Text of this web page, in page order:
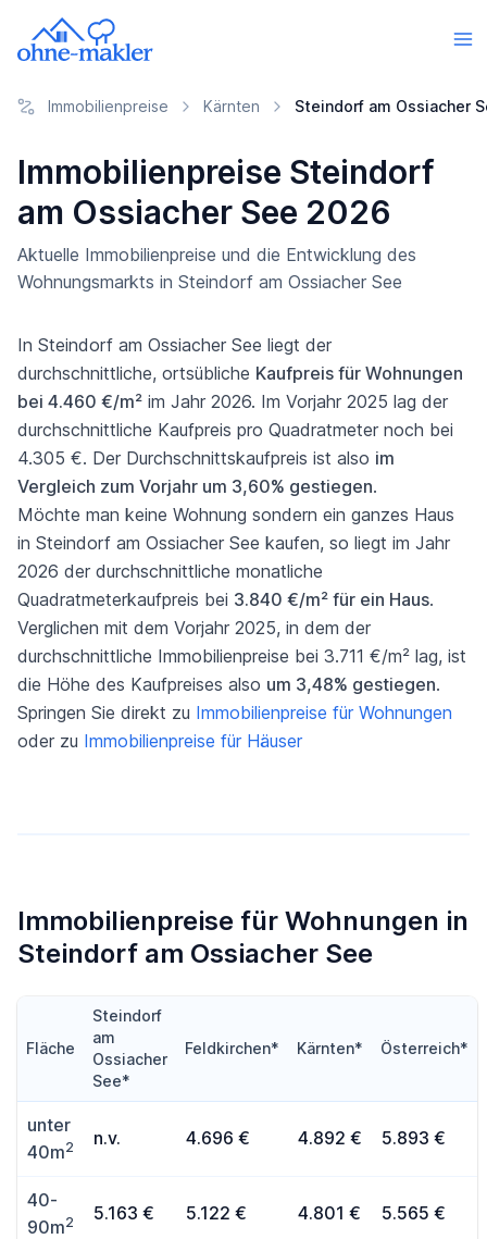
Immobilienpreise Kärnten Steindorf am Ossiacher
Immobilienpreise Steindorf
am Ossiacher See 2026
Aktuelle Immobilienpreise und die Entwicklung des
Wohnungsmarkts in Steindorf am Ossiacher See
In Steindorf am Ossiacher See liegt der
durchschnittliche, ortsübliche Kaufpreis für Wohnungen
bei 4.460 €/m² im Jahr 2026. Im Vorjahr 2025 lag der
durchschnittliche Kaufpreis pro Quadratmeter noch bei
4.305 €. Der Durchschnittskaufpreis ist also im
Vergleich zum Vorjahr um 3,60% gestiegen.
Möchte man keine Wohnung sondern ein ganzes Haus
in Steindorf am Ossiacher See kaufen, so liegt im Jahr
2026 der durchschnittliche monatliche
Quadratmeterkaufpreis bei 3.840 €/m² für ein Haus.
Verglichen mit dem Vorjahr 2025, in dem der
durchschnittliche Immobilienpreise bei 3.711 €/m² lag, ist
die Höhe des Kaufpreises also um 3,48% gestiegen.
Springen Sie direkt zu Immobilienpreise für Wohnungen
oder zu Immobilienpreise für Häuser
Immobilienpreise für Wohnungen in
Steindorf am Ossiacher See
Fläche
Steindorf
am
Ossiacher
See*
Feldkirchen* Kärnten* Österreich*
unter
40m2 n.v. 4.696 € 4.892 € 5.893 €
40-
90m2 5.163 € 5.122 € 4.801 € 5.565 €